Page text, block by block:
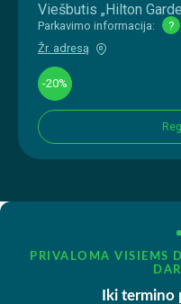
Viešbutis „Hilton
Parkavimo informacija:
?
Žr. adresą
-20%
PRIVALOMA VISIEMS
Iki